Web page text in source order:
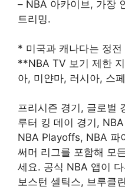
– NBA 아카이브, 가장
트리밍.
* 미국과 캐나다는 정
**NBA TV 보기 제한
아, 미얀마, 러시아, 스
프리시즌 경기, 글로벌
루터 킹 데이 경기,
NBA Playoffs, NBA 파
써머 리그를 포함해 모
세요. 공식 NBA 앱이
보스턴 셀틱스, 브루클